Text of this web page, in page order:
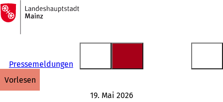
Inhalt anspringen
Zur
Startseite
Pressemeldungen
vorlesen
19. Mai 2026